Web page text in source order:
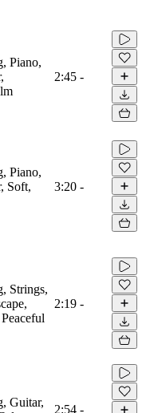
Piano,
2:45 -
Piano,
Soft,
3:20 -
Strings,
2:19 -
Guitar,
2:54 -